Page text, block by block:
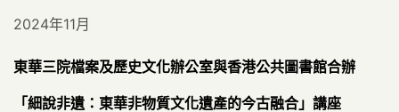
2024年11月
東華三院檔案及歷史文化辦公室與香港公共圖書館合辦
「細說非遺 ： 東華非物質文化遺產的今古融合 」 講座